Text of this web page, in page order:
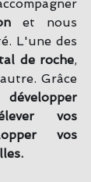
et nous
L'une des
de roche,
Grâce
développer
vos
vos